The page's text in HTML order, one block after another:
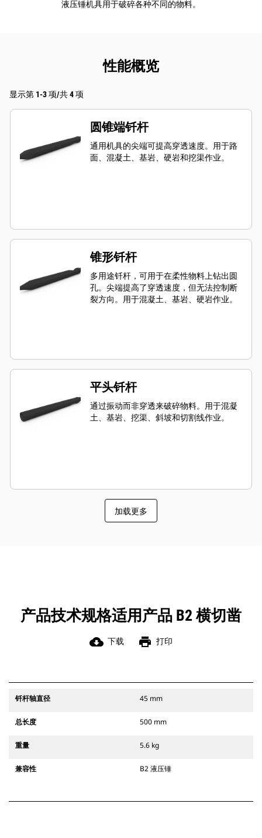
液压锤机具用于破碎各种不同的物料。
性能概览
显示第 1-3 项/共 4 项
圆锥端钎杆
通用机具的尖端可提高穿透速度。用于路
面、混凝土、基岩、硬岩和挖渠作业。
锥形钎杆
多用途钎杆，可用于在柔性物料上钻出圆
孔。尖端提高了穿透速度，但无法控制断
裂方向。用于混凝土、基岩、硬岩作业。
平头钎杆
通过振动而非穿透来破碎物料。用于混凝
土、基岩、挖渠、斜坡和切割线作业。
加载更多
产品技术规格适用产品 B2 横切凿
cloud_download 下载 print 打印
钎杆轴直径 45 mm
总长度 500 mm
重量 5.6 kg
兼容性 B2 液压锤